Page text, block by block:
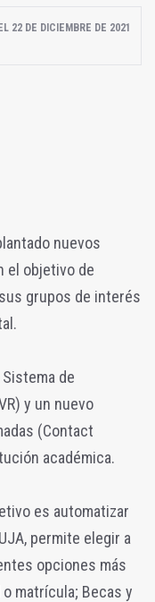
22 DE DICIEMBRE DE 2021
nuevos
el objetivo de
grupos de interés
de
y un nuevo
(Contact
académica.
es automatizar
permite elegir a
opciones más
matrícula; Becas y